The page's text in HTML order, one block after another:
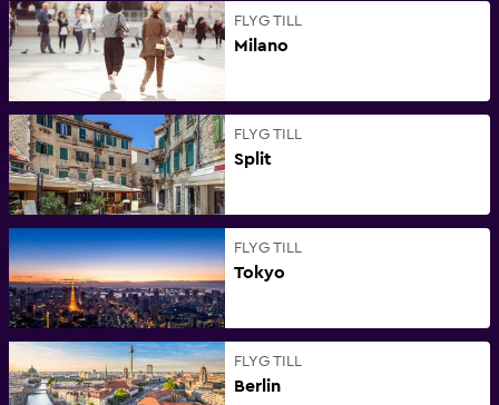
FLYG TILL
Milano
FLYG TILL
Split
FLYG TILL
Tokyo
FLYG TILL
Berlin